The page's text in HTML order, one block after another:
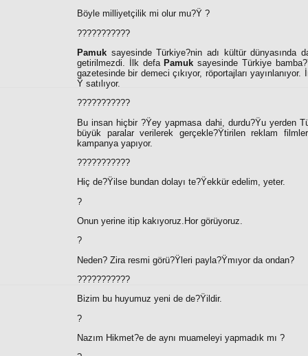
Böyle milliyetçilik mi olur mu?Ÿ ?
???????????
Pamuk sayesinde Türkiye?nin adı kültür
getirilmezdi. İlk defa Pamuk sayesinde Türkiye
gazetesinde bir demeci çıkıyor, röportajları
Ÿ satılıyor.
???????????
Bu insan hiçbir ?Ÿey yapmasa dahi, durdu?Ÿu yerden
büyük paralar verilerek gerçekle?Ÿtirilen reklam
kampanya yapıyor.
???????????
Hiç de?Ÿilse bundan dolayı te?Ÿekkür edelim, yeter.
?
Onun yerine itip kakıyoruz.Hor görüyoruz.
?
Neden? Zira resmi görü?Ÿleri payla?Ÿmıyor da ondan?
???????????
Bizim bu huyumuz yeni de de?Ÿildir.
?
Nazım Hikmet?e de aynı muameleyi yapmadık mı ?